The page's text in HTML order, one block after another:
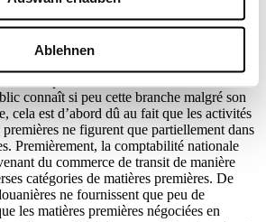
Ablehnen
du classement des mille plus grandes
chaque année par la Handelszeitung:
rang et Xstrata le cinquième; Mercuria
respectivement aux huitième et
connaît si peu cette branche malgré son
cela est d’abord dû au fait que les activités
premières ne figurent que partiellement dans
Premièrement, la comptabilité nationale
du commerce de transit de manière
catégories de matières premières. De
ne fournissent que peu de
les matières premières négociées en